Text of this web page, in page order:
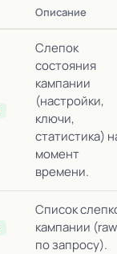
Описание
Слепок
состояния
кампании
(настройки,
ключи,
статистика)
момент
времени.
Список
кампании
по запросу).